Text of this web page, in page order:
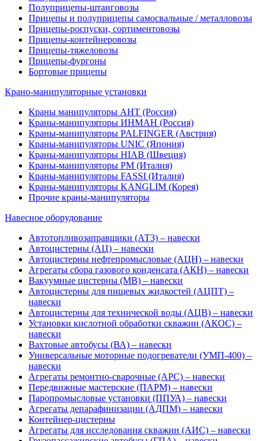
Полуприцепы-штанговозы
Прицепы и полуприцепы самосвальные / металловозы
Прицепы-роспуски, сортиментовозы
Прицепы-контейнеровозы
Прицепы-тяжеловозы
Прицепы-фургоны
Бортовые прицепы
Крано-манипуляторные установки
Краны манипуляторы АНТ (Россия)
Краны-манипуляторы ИНМАН (Россия)
Краны-манипуляторы PALFINGER (Австрия)
Краны-манипуляторы UNIC (Япония)
Краны-манипуляторы HIAB (Швеция)
Краны-манипуляторы PM (Италия)
Краны-манипуляторы FASSI (Италия)
Краны-манипуляторы KANGLIM (Корея)
Прочие краны-манипуляторы
Навесное оборудование
Автотопливозаправщики (АТЗ) – навески
Автоцистерны (АЦ) – навески
Автоцистерны нефтепромысловые (АЦН) – навески
Агрегаты сбора газового конденсата (АКН) – навески
Вакуумные цистерны (МВ) – навески
Автоцистерны для пищевых жидкостей (АЦПТ) –
навески
Автоцистерны для технической воды (АЦВ) – навески
Установки кислотной обработки скважин (АКОС) –
навески
Вахтовые автобусы (ВА) – навески
Универсальные моторные подогреватели (УМП-400) –
навески
Агрегаты ремонтно-сварочные (АРС) – навески
Передвижные мастерские (ПАРМ) – навески
Паропромысловые установки (ППУА) – навески
Агрегаты депарафинизации (АДПМ) – навески
Контейнер-цистерны
Агрегаты для исследования скважин (АИС) – навески